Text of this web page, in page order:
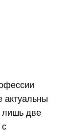
актуальны
лишь две